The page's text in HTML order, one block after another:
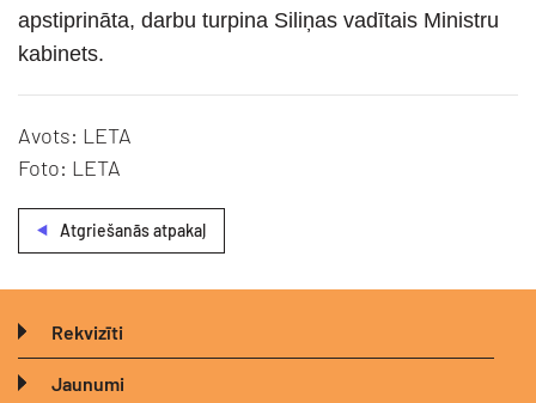
apstiprināta, darbu turpina Siliņas vadītais Ministru
kabinets.
Avots: LETA
Foto: LETA
Atgriešanās atpakaļ
Rekvizīti
Jaunumi